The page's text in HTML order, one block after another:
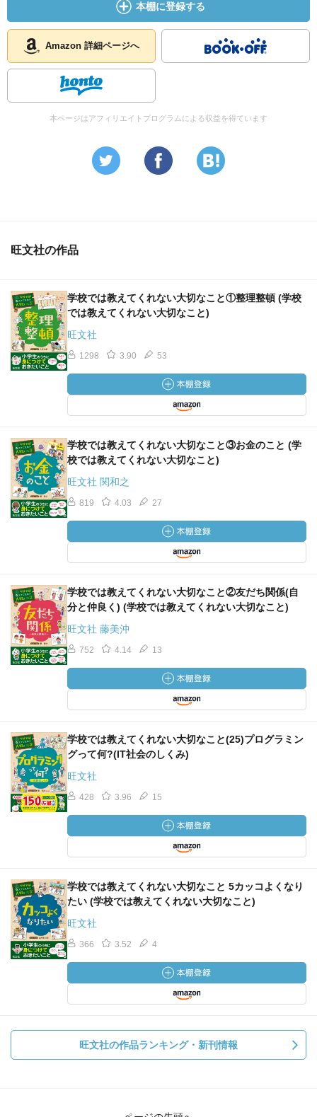
本棚に登録する
Amazon 詳細ページへ
本ページはアフィリエイトプログラムによる収益を得ています
旺文社の作品
学校では教えてくれない大切なこと①整理整頓 (学校
では教えてくれない大切なこと)
旺文社
1298 3.90 53
学校では教えてくれない大切なこと③お金のこと (学
校では教えてくれない大切なこと)
旺文社 関和之
819 4.03 27
学校では教えてくれない大切なこと②友だち関係(自
分と仲良く) (学校では教えてくれない大切なこと)
旺文社 藤美沖
752 4.14 13
学校では教えてくれない大切なこと(25)プログラミン
グって何?(IT社会のしくみ)
旺文社
428 3.96 15
学校では教えてくれない大切なこと 5カッコよくなり
たい (学校では教えてくれない大切なこと)
旺文社
366 3.52 4
旺文社の作品ランキング・新刊情報